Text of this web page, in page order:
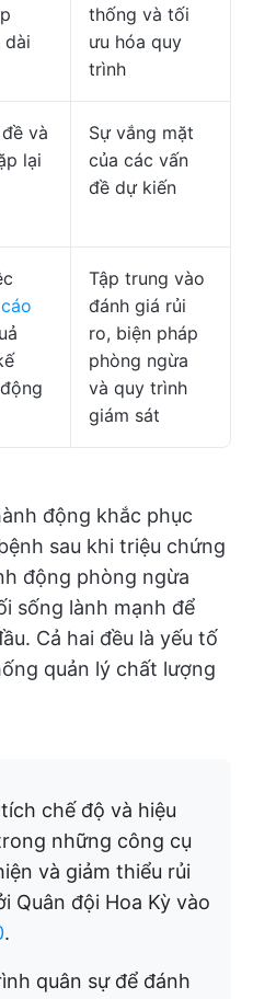
dài
thống và tối
ưu hóa quy
trình
và
lại
Sự vắng mặt
của các vấn
đề dự kiến
Tập trung vào
đánh giá rủi
ro, biện pháp
phòng ngừa
và quy trình
giám sát
động khắc phục
sau khi triệu chứng
động phòng ngừa
sống lành mạnh để
Cả hai đều là yếu tố
quản lý chất lượng
chế độ và hiệu
những công cụ
và giảm thiểu rủi
Quân đội Hoa Kỳ vào
.
quân sự để đánh